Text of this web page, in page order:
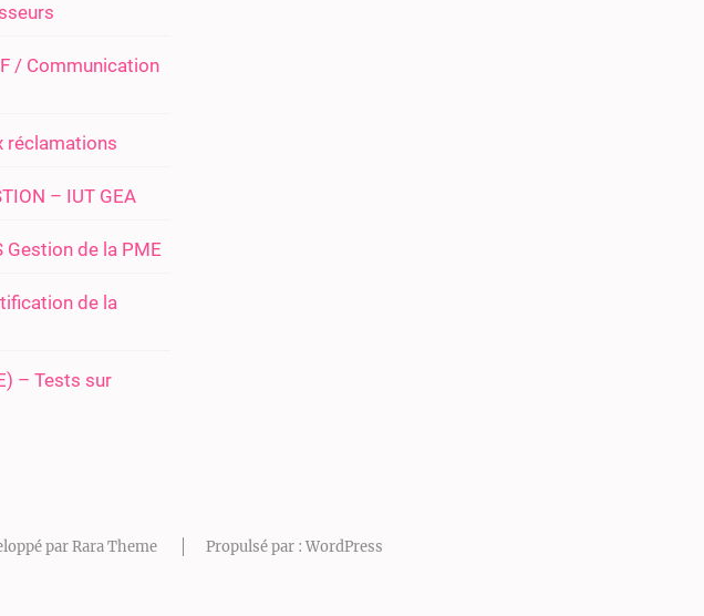
/ Communication
réclamations
– IUT GEA
Gestion de la PME
de la
– Tests sur
parRara Theme Propulsé par : WordPress